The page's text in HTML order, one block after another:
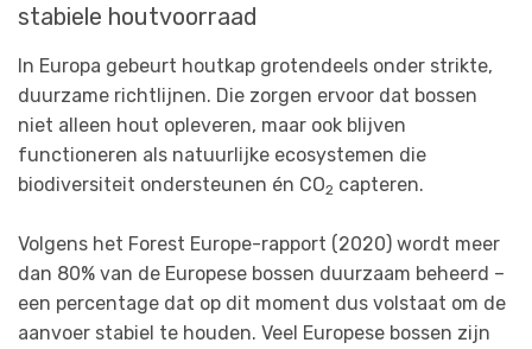
stabiele houtvoorraad
In Europa gebeurt houtkap grotendeels onder strikte,
duurzame richtlijnen. Die zorgen ervoor dat bossen
niet alleen hout opleveren, maar ook blijven
functioneren als natuurlijke ecosystemen die
biodiversiteit ondersteunen én CO2 capteren.
Volgens het Forest Europe-rapport (2020) wordt meer
dan 80% van de Europese bossen duurzaam beheerd –
een percentage dat op dit moment dus volstaat om de
aanvoer stabiel te houden. Veel Europese bossen zijn